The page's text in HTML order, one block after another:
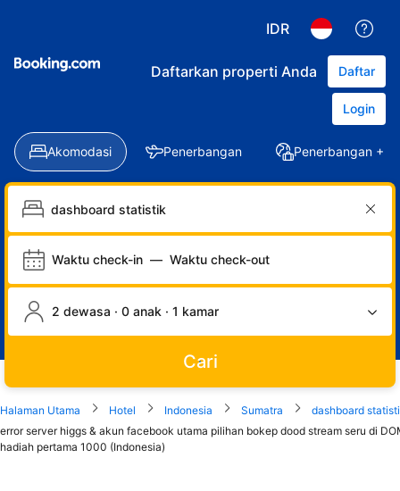
IDR
Daftarkan properti Anda Daftar
Login
Akomodasi Penerbangan Penerbangan +
Waktu check-in — Waktu check-out
2 dewasa · 0 anak · 1 kamar
Cari
Halaman Utama Hotel Indonesia Sumatra
dashboard
error server higgs & akun facebook utama pilihan bokep dood stream seru di
hadiah pertama 1000 (Indonesia)